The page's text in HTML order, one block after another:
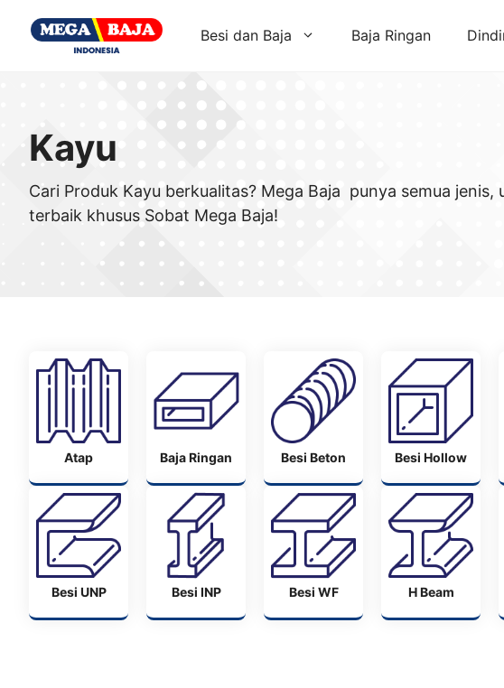
Besi dan Baja Baja Ringan
Kayu
Cari Produk Kayu berkualitas? Mega Baja punya semua
terbaik khusus Sobat Mega Baja!
Atap Baja Ringan Besi Beton Besi Hollow
Besi UNP Besi INP Besi WF H Beam